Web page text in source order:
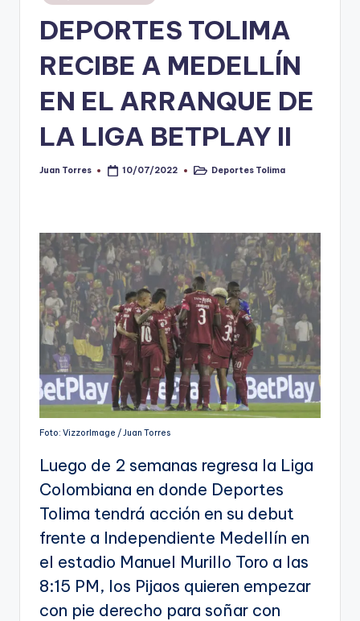
V
en
DEPORTES TOLIMA
RECIBE A MEDELLÍN
EN EL ARRANQUE DE
LA LIGA BETPLAY II
Publicado
Juan Torres 10/07/2022
Publicado
Deportes Tolima
Foto: VizzorImage / Juan Torres
Luego de 2 semanas regresa la Liga
Colombiana en donde Deportes
Tolima tendrá acción en su debut
frente a Independiente Medellín en
el estadio Manuel Murillo Toro a las
8:15 PM, los Pijaos quieren empezar
con pie derecho para soñar con